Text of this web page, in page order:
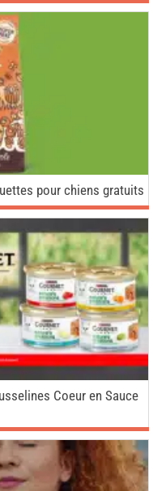
pour chiens gratuits
Coeur en Sauce